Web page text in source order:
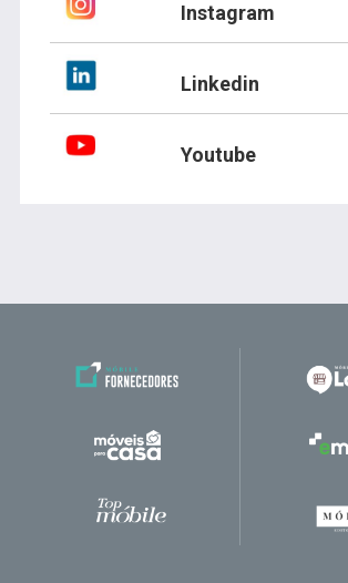
Instagram
Linkedin
Youtube